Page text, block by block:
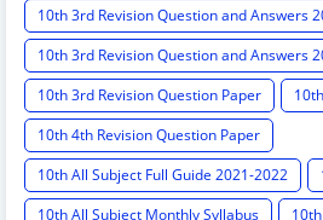
10th 3rd Revision Question and Answers
10th 3rd Revision Question and Answers
10th 3rd Revision Question Paper
10th 4th Revision Question Paper
10th All Subject Full Guide 2021-2022
10th All Subject Monthly Syllabus